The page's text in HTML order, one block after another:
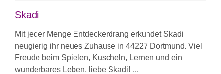
Skadi
Mit jeder Menge Entdeckerdrang erkundet Skadi
neugierig ihr neues Zuhause in 44227 Dortmund. Viel
Freude beim Spielen, Kuscheln, Lernen und ein
wunderbares Leben, liebe Skadi!